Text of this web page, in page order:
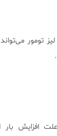
تومور
افزایش